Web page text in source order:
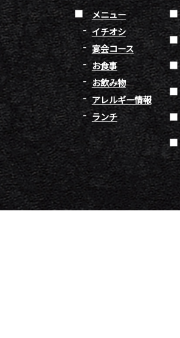
メニュー
イチオシ
宴会コース
お食事
お飲み物
アレルギー情報
ランチ